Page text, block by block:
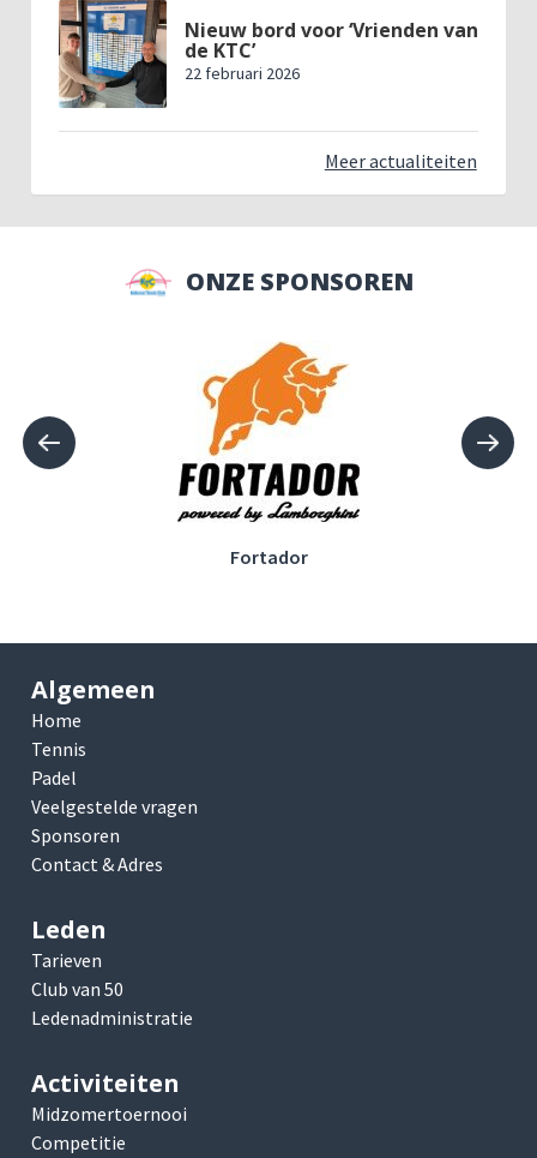
Nieuw bord voor ‘Vrienden van
de KTC’
22 februari 2026
Meer actualiteiten
ONZE SPONSOREN
Forest Flower
Algemeen
Home
Tennis
Padel
Veelgestelde vragen
Sponsoren
Contact & Adres
Leden
Tarieven
Club van 50
Ledenadministratie
Activiteiten
Midzomertoernooi
Competitie